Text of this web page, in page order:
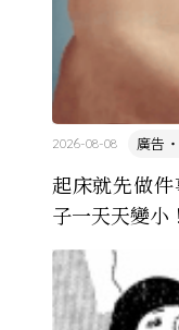
起床就先做
子一天天變小！
廣告
2026-08-08